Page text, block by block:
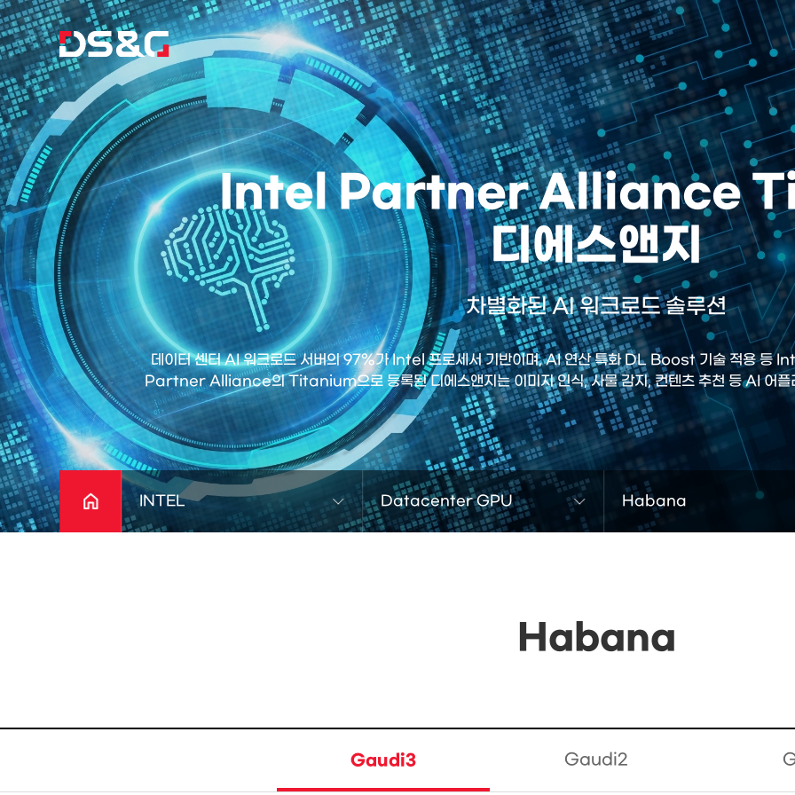
Intel Partner Alliance
디에스앤지
차별화된 AI 워크로드 솔루션
데이터 센터 AI 워크로드 서버의 97%가 Intel 프로세서 기반이며, AI 연산 특화 DL Boost 기술 적용 등
Partner Alliance의 Titanium으로 등록된 디에스앤지는 이미지 인식, 사물 감지, 컨텐츠 추천 등 AI 어플
INTEL Datacenter GPU Habana
Habana
Gaudi3 Gaudi2